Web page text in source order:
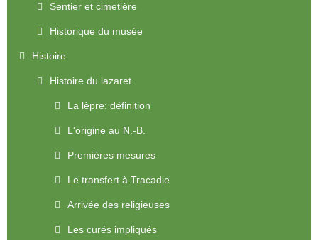
Sentier et cimetière
Historique du musée
Histoire
Histoire du lazaret
La lèpre: définition
L'origine au N.-B.
Premières mesures
Le transfert à Tracadie
Arrivée des religieuses
Les curés impliqués